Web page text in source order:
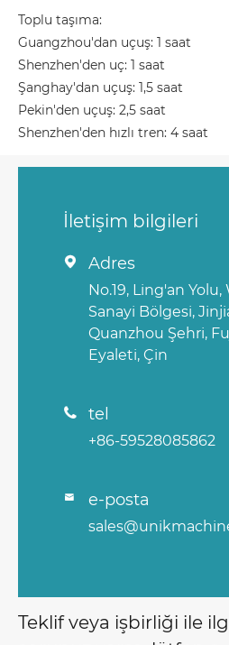
Toplu taşıma:
Guangzhou'dan uçuş: 1 saat
Shenzhen'den uç: 1 saat
Şanghay'dan uçuş: 1,5 saat
Pekin'den uçuş: 2,5 saat
Shenzhen'den hızlı tren: 4 saat
İletişim bilgileri
 Adres
No.19, Ling'an Yolu,
Sanayi Bölgesi,
Quanzhou Şehri,
Eyaleti, Çin
 tel
+86-59528085862
 e-posta
Teklif veya işbirliği ile